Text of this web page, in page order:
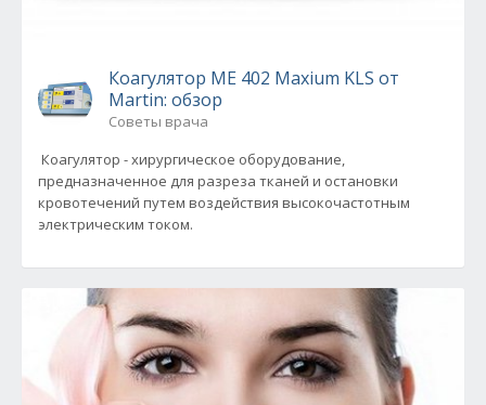
Коагулятор ME 402 Maxium KLS от
Martin: обзор
Советы врача
Коагулятор - хирургическое оборудование,
предназначенное для разреза тканей и остановки
кровотечений путем воздействия высокочастотным
электрическим током.